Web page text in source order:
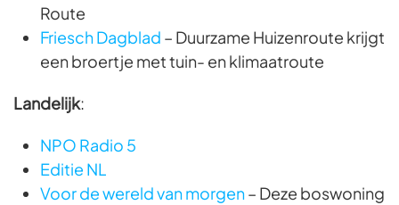
Route
Friesch Dagblad – Duurzame Huizenroute krijgt
een broertje met tuin- en klimaatroute
Landelijk:
NPO Radio 5
Editie NL
Voor de wereld van morgen– Deze boswoning